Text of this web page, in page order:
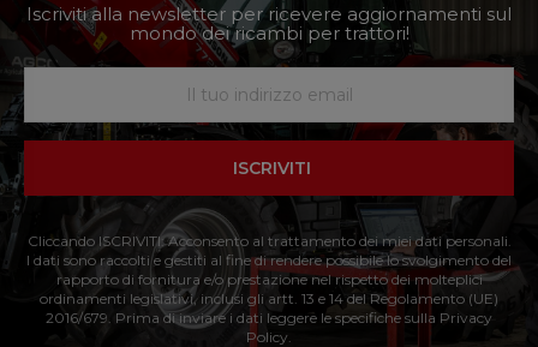
Iscriviti alla newsletter per ricevere aggiornamenti sul
mondo dei ricambi per trattori!
ISCRIVITI
Cliccando ISCRIVITI: Acconsento al trattamento dei miei dati personali.
I dati sono raccolti e gestiti al fine di rendere possibile lo svolgimento del
rapporto di fornitura e/o prestazione nel rispetto dei molteplici
ordinamenti legislativi, inclusi gli artt. 13 e 14 del Regolamento (UE)
2016/679. Prima di inviare i dati leggere le specifiche sulla Privacy
Policy.